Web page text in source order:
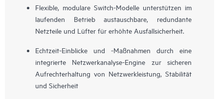
Flexible, modulare Switch-Modelle unterstützen im
laufenden Betrieb austauschbare, redundante
Netzteile und Lüfter für erhöhte Ausfallsicherheit.
Echtzeit-Einblicke und -Maßnahmen durch eine
integrierte Netzwerkanalyse-Engine zur sicheren
Aufrechterhaltung von Netzwerkleistung, Stabilität
und Sicherheit